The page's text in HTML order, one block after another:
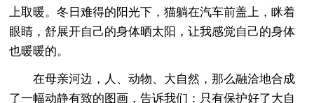
上取暖。冬日难得的阳光下，猫躺在汽车前盖上，眯着
眼睛，舒展开自己的身体晒太阳，让我感觉自己的身体
也暖暖的。
在母亲河边，人、动物、大自然，那么融洽地合成
了一幅动静有致的图画，告诉我们：只有保护好了大自